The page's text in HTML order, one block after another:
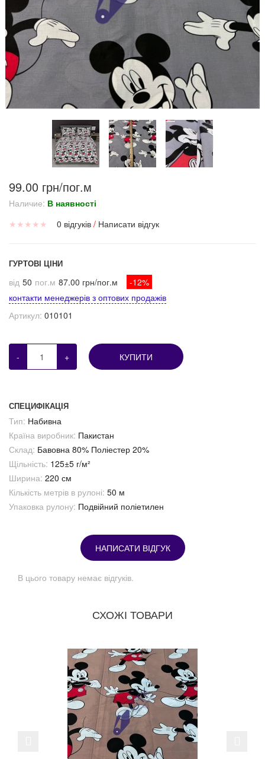
99.00 грн/пог.м
Наличие: В наявності
★ ★ ★ ★ ★ 0 відгуків / Написати відгук
ГУРТОВІ ЦІНИ
від 50 пог.м 87.00 грн/пог.м
-12%
контакти менеджерів з оптових продажів
Артикул: 010101
- + КУПИТИ
СПЕЦИФІКАЦІЯ
Тип: Набивна
Країна виробник: Пакистан
Склад: Бавовна 80% Поліестер 20%
Щільність: 125±5 г/м²
Ширина: 220 см
Кількість метрів в рулоні: 50 м
Упаковка рулону: Подвійний поліетилен
НАПИСАТИ ВІДГУК
В цього товару немає відгуків.
СХОЖІ ТОВАРИ
Previous